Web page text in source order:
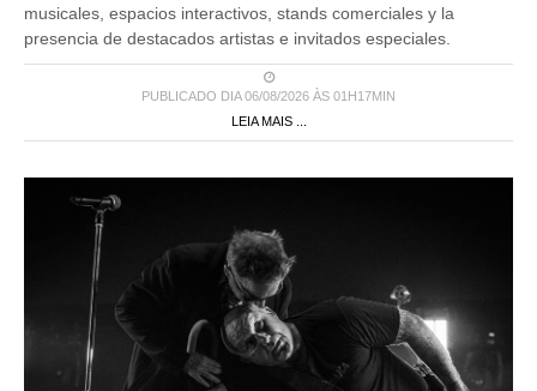
musicales, espacios interactivos, stands comerciales y la
presencia de destacados artistas e invitados especiales.
PUBLICADO DIA 06/08/2026 ÀS 01H17MIN
LEIA MAIS ...